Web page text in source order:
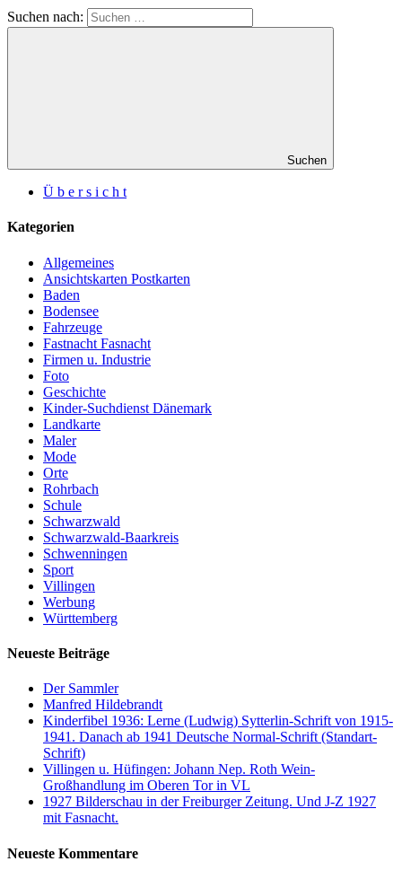
Suchen nach:
Suchen
Ü b e r s i c h t
Kategorien
Allgemeines
Ansichtskarten Postkarten
Baden
Bodensee
Fahrzeuge
Fastnacht Fasnacht
Firmen u. Industrie
Foto
Geschichte
Kinder-Suchdienst Dänemark
Landkarte
Maler
Mode
Orte
Rohrbach
Schule
Schwarzwald
Schwarzwald-Baarkreis
Schwenningen
Sport
Villingen
Werbung
Württemberg
Neueste Beiträge
Der Sammler
Manfred Hildebrandt
Kinderfibel 1936: Lerne (Ludwig) Sytterlin-Schrift von 1915-
1941. Danach ab 1941 Deutsche Normal-Schrift (Standart-
Schrift)
Villingen u. Hüfingen: Johann Nep. Roth Wein-
Großhandlung im Oberen Tor in VL
1927 Bilderschau in der Freiburger Zeitung. Und J-Z 1927
mit Fasnacht.
Neueste Kommentare